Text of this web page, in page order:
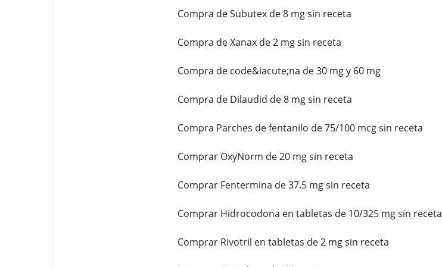
Compra de Subutex de 8 mg sin receta
Compra de Xanax de 2 mg sin receta
Compra de code&iacute;na de 30 mg y 60 mg
Compra de Dilaudid de 8 mg sin receta
Compra Parches de fentanilo de 75/100 mcg sin receta
Comprar OxyNorm de 20 mg sin receta
Comprar Fentermina de 37.5 mg sin receta
Comprar Hidrocodona en tabletas de 10/325 mg sin receta
Comprar Rivotril en tabletas de 2 mg sin receta